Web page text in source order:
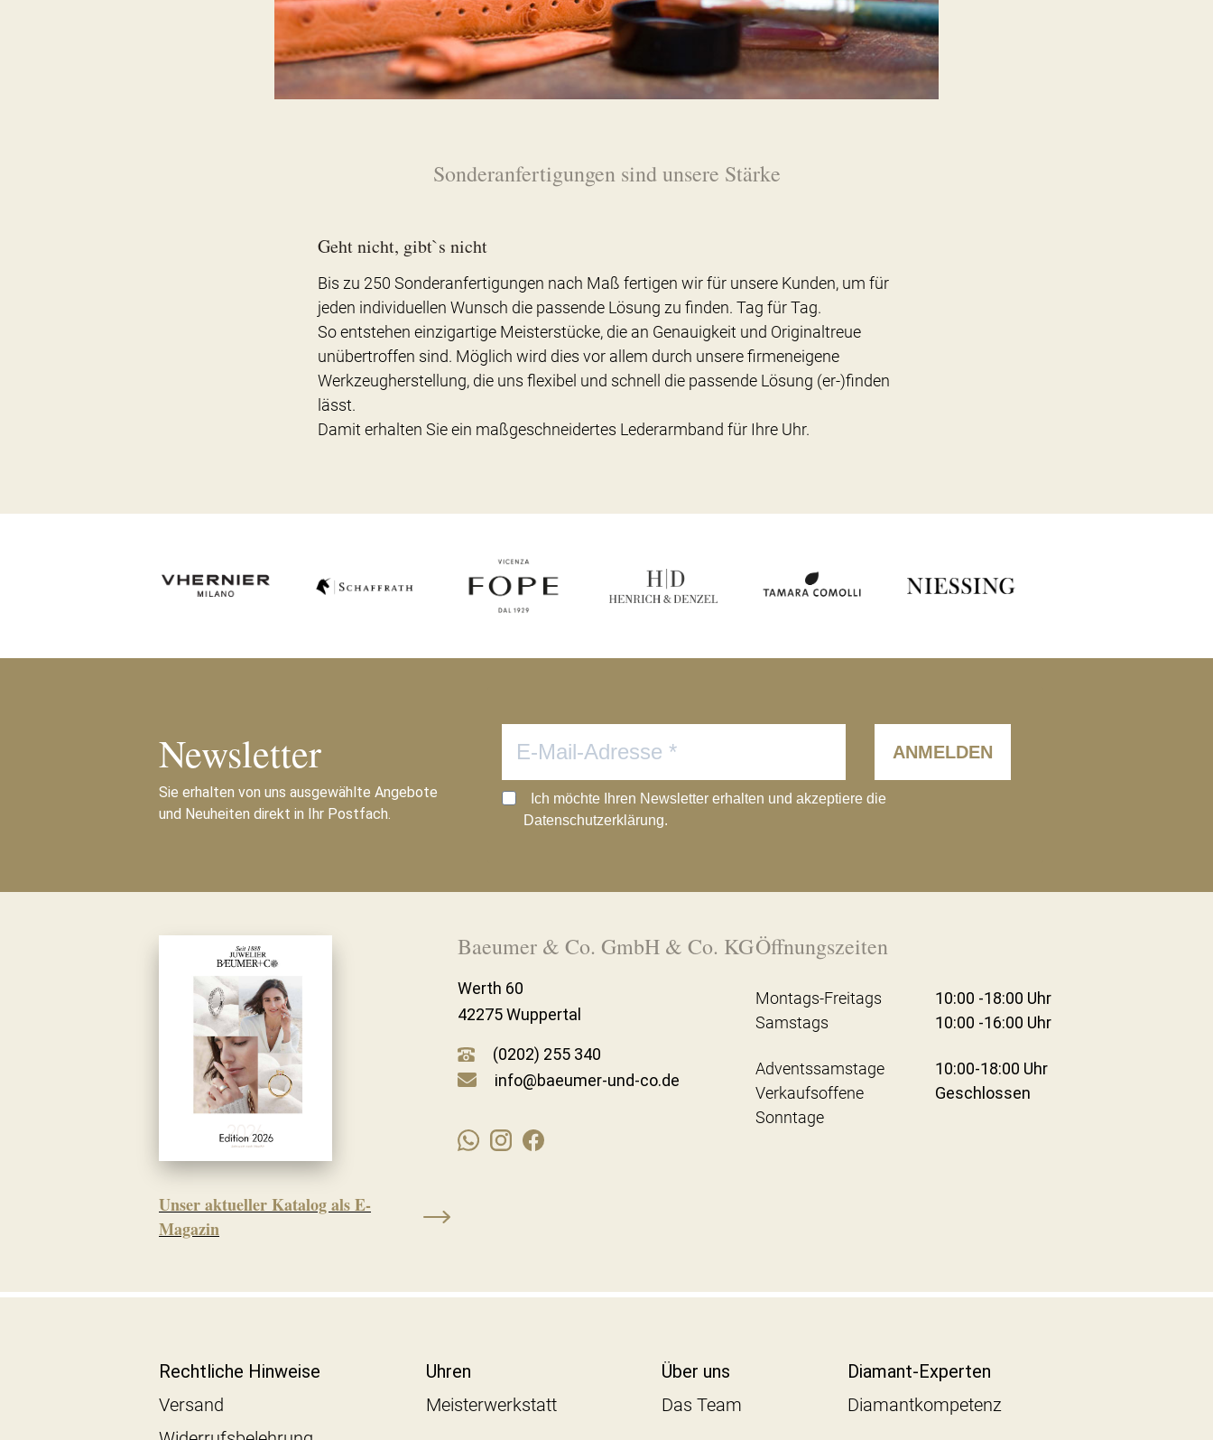
Sonderanfertigungen sind unsere Stärke
Geht nicht, gibt`s nicht
Bis zu 250 Sonderanfertigungen nach Maß fertigen wir für unsere Kunden, um für
jeden individuellen Wunsch die passende Lösung zu finden. Tag für Tag.
So entstehen einzigartige Meisterstücke, die an Genauigkeit und Originaltreue
unübertroffen sind. Möglich wird dies vor allem durch unsere firmeneigene
Werkzeugherstellung, die uns flexibel und schnell die passende Lösung (er-)finden
lässt.
Damit erhalten Sie ein maßgeschneidertes Lederarmband für Ihre Uhr.
Newsletter
Sie erhalten von uns ausgewählte Angebote
und Neuheiten direkt in Ihr Postfach.
ANMELDEN
Ich möchte Ihren Newsletter erhalten und akzeptiere die
Datenschutzerklärung.
Unser aktueller Katalog als E-
Magazin
Baeumer & Co. GmbH & Co. KG
Werth 60
42275 Wuppertal
(0202) 255 340
info@baeumer-und-co.de
Öffnungszeiten
Montags-Freitags
10:00 -18:00 Uhr
Samstags
10:00 -16:00 Uhr
Adventssamstage
10:00-18:00 Uhr
Verkaufsoffene
Sonntage
Geschlossen
Rechtliche Hinweise
Versand
Uhren
Meisterwerkstatt
Über uns
Das Team
Diamant-Experten
Diamantkompetenz